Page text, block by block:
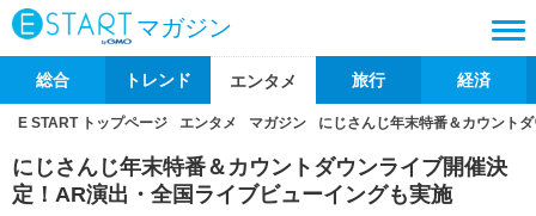
マガジン
総合 トレンド エンタメ 旅行 経済
E START トップページ エンタメ マガジン にじさんじ年末特番＆カウント
にじさんじ年末特番＆カウントダウンライブ開催決
定！AR演出・全国ライブビューイングも実施